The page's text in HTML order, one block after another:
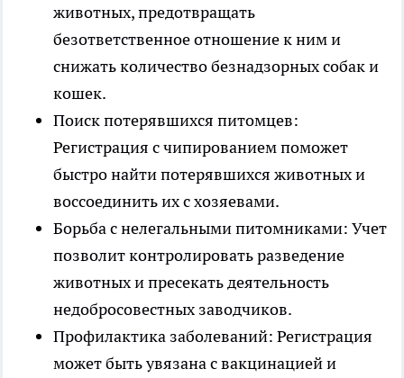
животных, предотвращать
безответственное отношение к ним и
снижать количество безнадзорных собак и
кошек.
Поиск потерявшихся питомцев:
Регистрация с чипированием поможет
быстро найти потерявшихся животных и
воссоединить их с хозяевами.
Борьба с нелегальными питомниками: Учет
позволит контролировать разведение
животных и пресекать деятельность
недобросовестных заводчиков.
Профилактика заболеваний: Регистрация
может быть увязана с вакцинацией и